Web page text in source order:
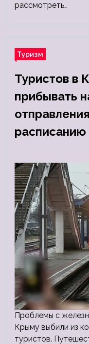
рассмотреть…
Туризм
Туристов в
прибывать
расписанию
Проблемы с
Крыму выбили из
туристов.